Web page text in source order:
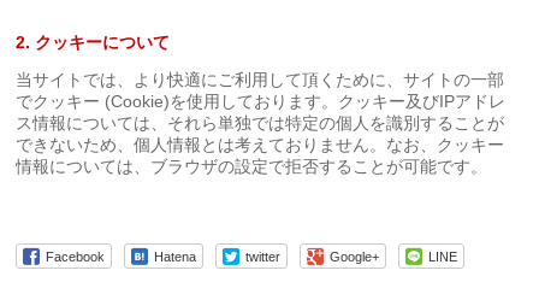
2. クッキーについて
当サイトでは、より快適にご利用して頂くために、サイトの一部
でクッキー (Cookie)を使用しております。クッキー及びIPアドレ
ス情報については、それら単独では特定の個人を識別することが
できないため、個人情報とは考えておりません。なお、クッキー
情報については、ブラウザの設定で拒否することが可能です。
Facebook Hatena twitter Google+ LINE